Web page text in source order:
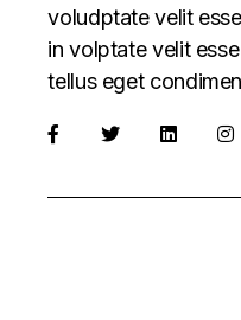
voludptate velit
in volptate velit
tellus eget